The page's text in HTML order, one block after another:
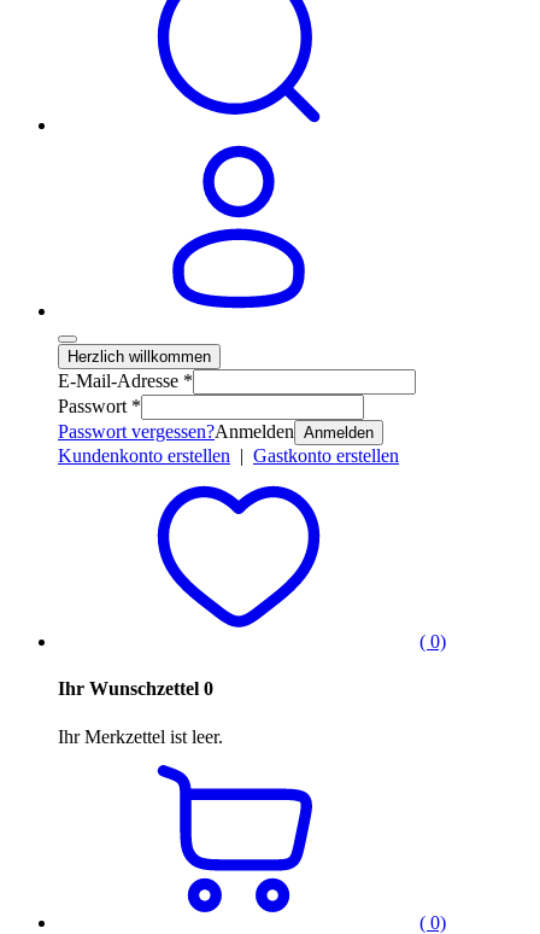
Herzlich willkommen
E-Mail-Adresse *
Passwort *
Passwort vergessen?Anmelden Anmelden
Kundenkonto erstellen | Gastkonto erstellen
( 0)
Ihr Wunschzettel 0
Ihr Merkzettel ist leer.
( 0)